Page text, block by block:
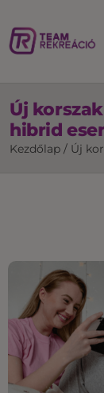
Új
hibrid
Kezdőlap / Új